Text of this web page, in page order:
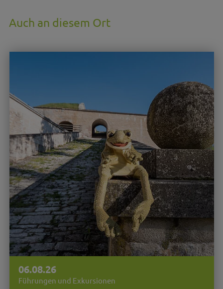
Auch an diesem Ort
06.08.26
Führungen und Exkursionen